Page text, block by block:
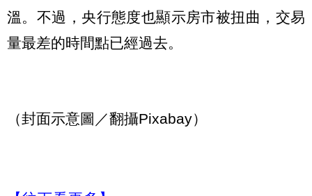
溫。不過，央行態度也顯示房市被扭曲，交易
量最差的時間點已經過去。
（封面示意圖／翻攝Pixabay）